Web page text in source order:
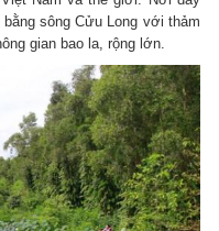
sông Cửu Long với thảm
gian bao la, rộng lớn.